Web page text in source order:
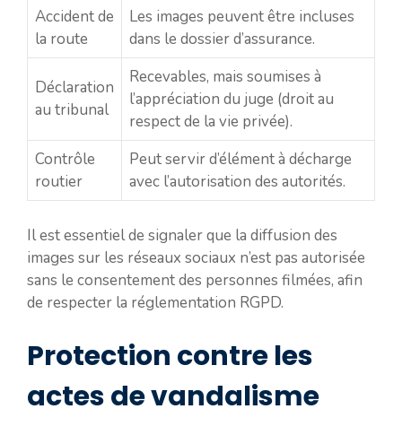
Accident de
la route
Les images peuvent être incluses
dans le dossier d’assurance.
Déclaration
au tribunal
Recevables, mais soumises à
l’appréciation du juge (droit au
respect de la vie privée).
Contrôle
routier
Peut servir d’élément à décharge
avec l’autorisation des autorités.
Il est essentiel de signaler que la diffusion des
images sur les réseaux sociaux n’est pas autorisée
sans le consentement des personnes filmées, afin
de respecter la réglementation RGPD.
Protection contre les
actes de vandalisme